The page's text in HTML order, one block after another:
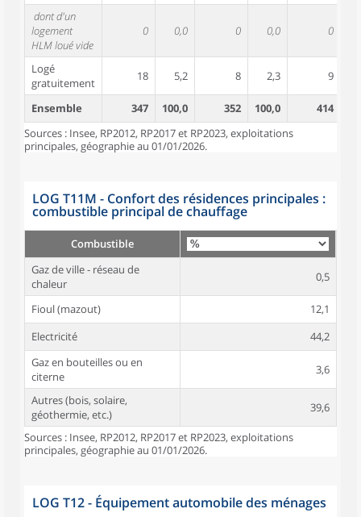
dont d'un
logement
HLM loué vide
0 0,0 0 0,0 0
Logé
gratuitement
18 5,2 8 2,3 9
Ensemble 347 100,0 352 100,0 414
Sources : Insee, RP2012, RP2017 et RP2023, exploitations
principales, géographie au 01/01/2026.
LOG T11M - Confort des résidences principales :
combustible principal de chauffage
Combustible
Gaz de ville - réseau de
chaleur
0,5
Fioul (mazout)
12,1
Electricité
44,2
Gaz en bouteilles ou en
citerne
3,6
Autres (bois, solaire,
géothermie, etc.)
39,6
Sources : Insee, RP2012, RP2017 et RP2023, exploitations
principales, géographie au 01/01/2026.
LOG T12 - Équipement automobile des ménages